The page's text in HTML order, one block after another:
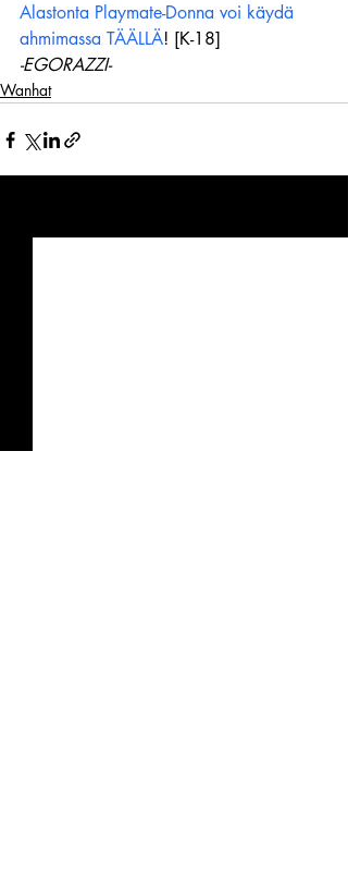
Alastonta Playmate-Donna voi käydä
ahmimassa TÄÄLLÄ! [K-18]
-EGORAZZI-
Wanhat